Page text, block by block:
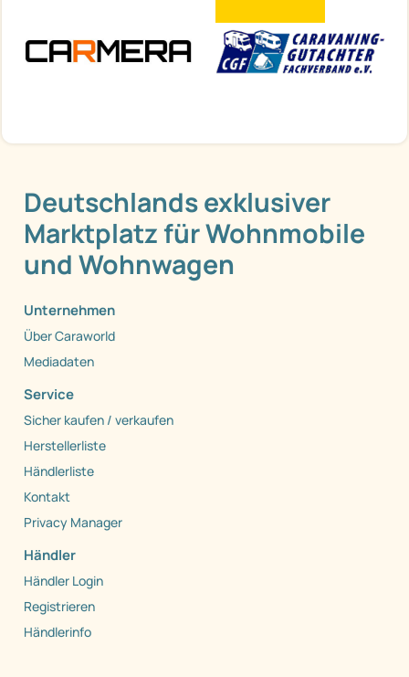
Deutschlands exklusiver
Marktplatz für Wohnmobile
und Wohnwagen
Unternehmen
Über Caraworld
Mediadaten
Service
Sicher kaufen / verkaufen
Herstellerliste
Händlerliste
Kontakt
Privacy Manager
Händler
Händler Login
Registrieren
Händlerinfo